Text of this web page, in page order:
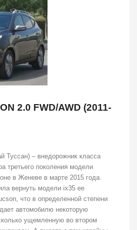
2.0 FWD/AWD (2011-
Туссан) – внедорожник класса
третьего поколения модели
в Женеве в марте 2015 года.
вернуть модели ix35 ее
что в определенной степени
автомобилю некоторую
ущемленную во втором